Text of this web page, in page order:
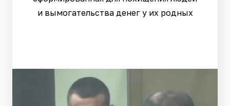
и вымогательства денег у их родных